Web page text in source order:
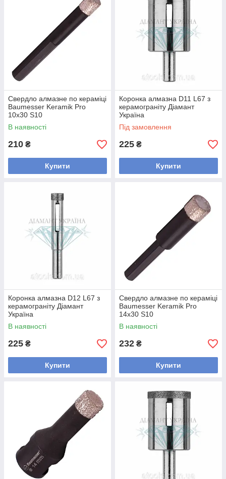
Свердло алмазне по кераміці
Baumesser Keramik Pro
10x30 S10
В наявності
210 ₴
Купити
Коронка алмазна D11 L67 з
керамограніту Діамант
Україна
Під замовлення
225 ₴
Купити
Коронка алмазна D12 L67 з
керамограніту Діамант
Україна
В наявності
225 ₴
Купити
Свердло алмазне по кераміці
Baumesser Keramik Pro
14x30 S10
В наявності
232 ₴
Купити